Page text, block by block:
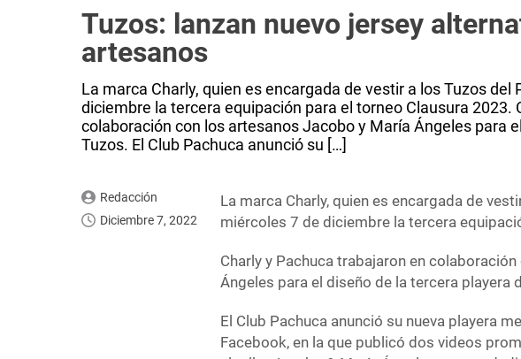
Tuzos: lanzan nuevo jersey
artesanos
La marca Charly, quien es encargada de vestir a los Tuzos del
diciembre la tercera equipación para el torneo Clausura 2023.
colaboración con los artesanos Jacobo y María Ángeles para
Tuzos. El Club Pachuca anunció su […]
Redacción
Diciembre 7, 2022
La marca Charly, quien es encargada de
miércoles 7 de diciembre la tercera
Charly y Pachuca trabajaron en
Ángeles para el diseño de la tercera playera
El Club Pachuca anunció su nueva playera
Facebook, en la que publicó dos videos